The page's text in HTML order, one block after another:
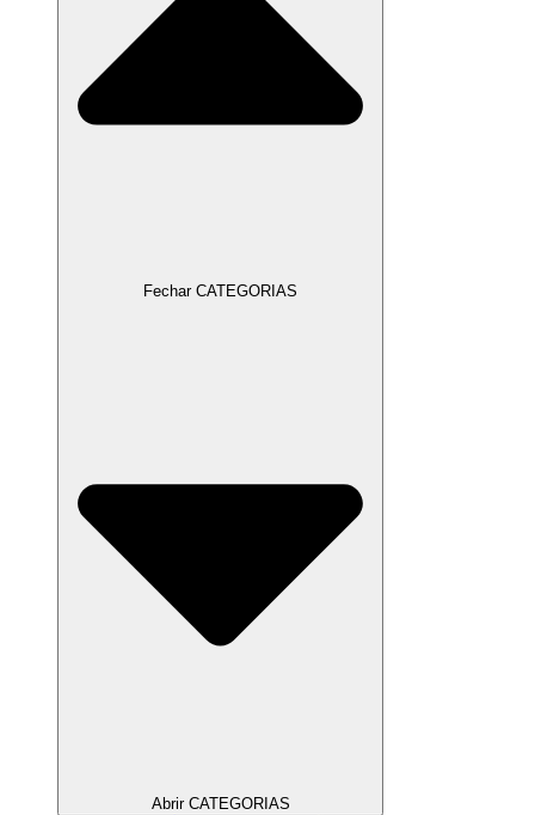
Fechar CATEGORIAS
Abrir CATEGORIAS